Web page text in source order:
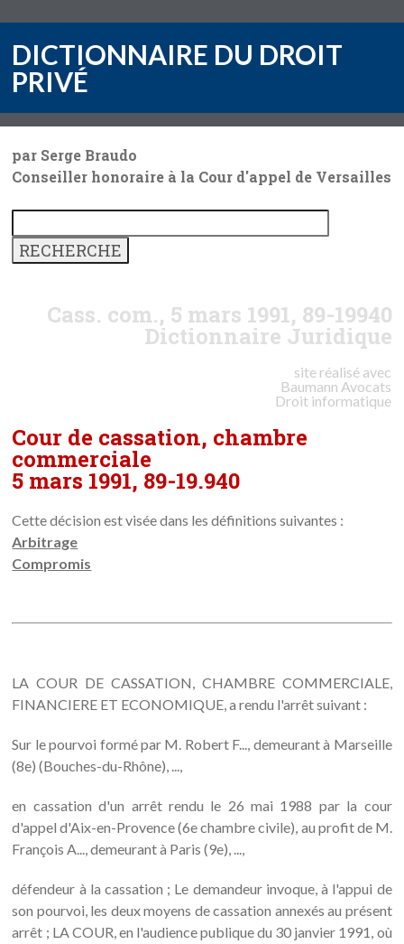
DICTIONNAIRE DU DROIT
PRIVÉ
par Serge Braudo
Conseiller honoraire à la Cour d'appel de Versailles
Cass. com., 5 mars 1991, 89-19940
Dictionnaire Juridique
site réalisé avec
Baumann Avocats
Droit informatique
Cour de cassation, chambre
commerciale
5 mars 1991, 89-19.940
Cette décision est visée dans les définitions suivantes :
Arbitrage
Compromis
LA COUR DE CASSATION, CHAMBRE COMMERCIALE,
FINANCIERE ET ECONOMIQUE, a rendu l'arrêt suivant :
Sur le pourvoi formé par M. Robert F..., demeurant à Marseille
(8e) (Bouches-du-Rhône), ...,
en cassation d'un arrêt rendu le 26 mai 1988 par la cour
d'appel d'Aix-en-Provence (6e chambre civile), au profit de M.
François A..., demeurant à Paris (9e), ...,
défendeur à la cassation ; Le demandeur invoque, à l'appui de
son pourvoi, les deux moyens de cassation annexés au présent
arrêt ; LA COUR, en l'audience publique du 30 janvier 1991, où